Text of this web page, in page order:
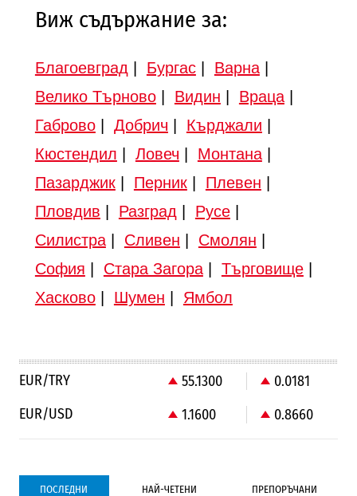
Виж съдържание за:
Благоевград Бургас| Варна|
Велико Търново| Видин Враца|
Габрово| Добрич Кърджали
Кюстендил
Ловеч Монтана|
Пазарджик| Перник| Плевен
Пловдив
Разград Русе|
Силистра| Сливен Смолян
София
Стара Загора| Търговище|
Хасково| Шумен Ямбол
EUR/TRY 55.1300
0.0181
EUR/USD
1.1600 0.8660
ПОСЛЕДНИ НАЙ-ЧЕТЕНИ ПРЕПОРЪЧАНИ